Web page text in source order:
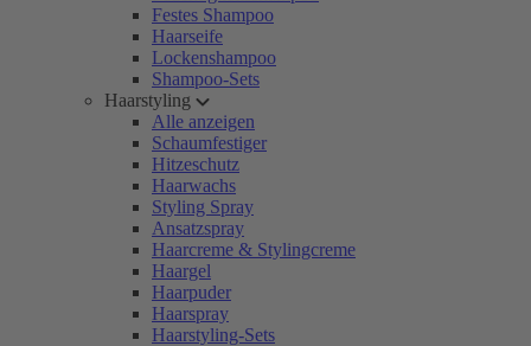
Festes Shampoo
Haarseife
Lockenshampoo
Shampoo-Sets
Haarstyling
Alle anzeigen
Schaumfestiger
Hitzeschutz
Haarwachs
Styling Spray
Ansatzspray
Haarcreme & Stylingcreme
Haargel
Haarpuder
Haarspray
Haarstyling-Sets